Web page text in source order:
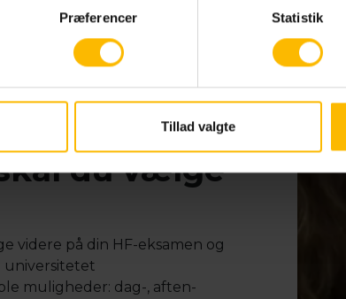
Præferencer Statistik
Tillad valgte
enkelte fag for at
til en lang videregående
fra vores
du et personligt
netop de fag, du skal bruge
du vælge
videre på din HF-eksamen og
universitetet
muligheder: dag-, aften-